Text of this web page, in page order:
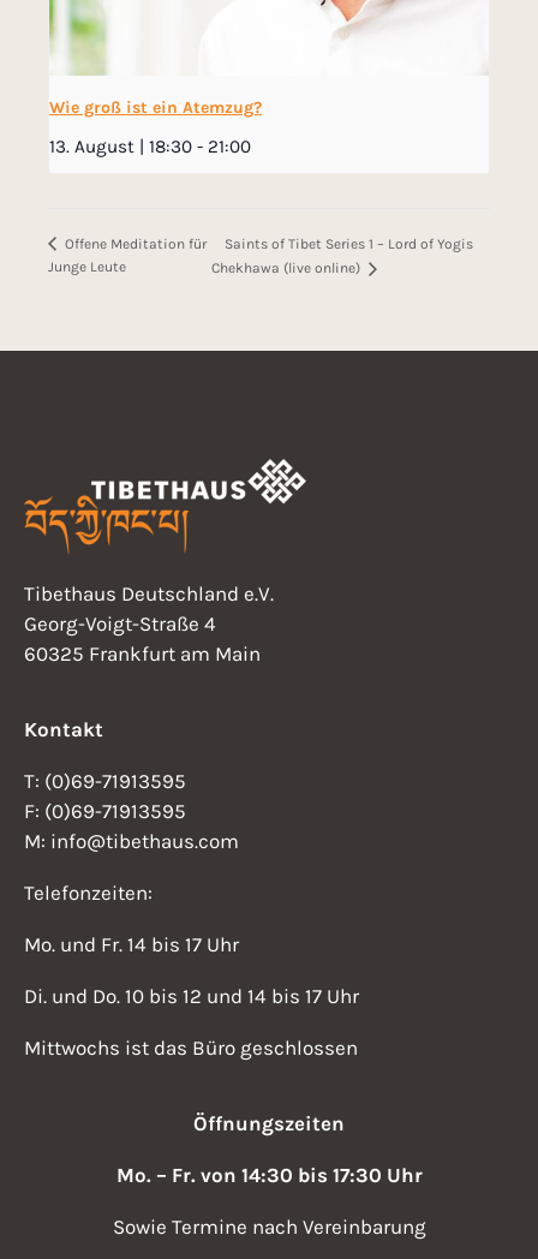
Wie groß ist ein Atemzug?
13. August | 18:30 - 21:00
Offene Meditation für
Junge Leute
Saints of Tibet Series 1 – Lord of Yogis
Chekhawa (live online)
Tibethaus Deutschland e.V.
Georg-Voigt-Straße 4
60325 Frankfurt am Main
Kontakt
T: (0)69-71913595
F: (0)69-71913595
M: info@tibethaus.com
Telefonzeiten:
Mo. und Fr. 14 bis 17 Uhr
Di. und Do. 10 bis 12 und 14 bis 17 Uhr
Mittwochs ist das Büro geschlossen
Öffnungszeiten
Mo. – Fr. von 14:30 bis 17:30 Uhr
Sowie Termine nach Vereinbarung